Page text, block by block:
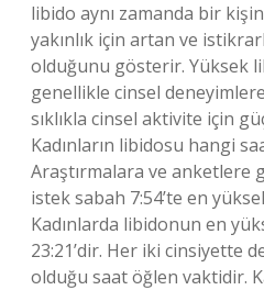
libido aynı zamanda bir
yakınlık için artan ve
olduğunu gösterir. Yüksek
genellikle cinsel
sıklıkla cinsel aktivite için
Kadınların libidosu hangi
Araştırmalara ve anketlere
istek sabah 7:54’te en
Kadınlarda libidonun en
23:21’dir. Her iki cinsiyette
olduğu saat öğlen vaktidir.